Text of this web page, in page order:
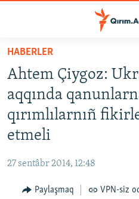
Esas
qaytmaq
Baş
navigatsiyağa
qaytmaq
Qıdıruvğa
HABERLER
İQTİSADİYAT
CEMİYET
İNSAN AQLARI
VİDEO
HABERLER
Ahtem Çiygoz:
aqqında
qırımlılarnıñ
etmeli
27 sentâbr 2014, 12:48
Paylaşmaq VPN-siz